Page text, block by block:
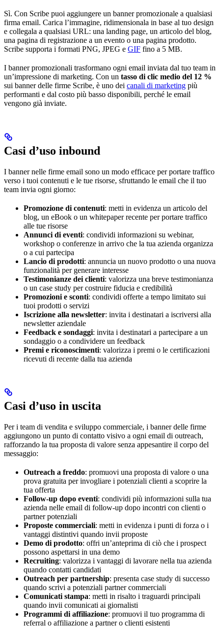
Sì. Con Scribe puoi aggiungere un banner promozionale a qualsiasi
firma email. Carica l’immagine, ridimensionala in base al tuo design
e collegala a qualsiasi URL: una landing page, un articolo del blog,
una pagina di registrazione a un evento o una pagina prodotto.
Scribe supporta i formati PNG, JPEG e GIF fino a 5 MB.
I banner promozionali trasformano ogni email inviata dal tuo team in
un’impressione di marketing. Con un tasso di clic medio del 12 %
sui banner delle firme Scribe, è uno dei canali di marketing più
performanti e dal costo più basso disponibili, perché le email
vengono già inviate.
Casi d’uso inbound
I banner nelle firme email sono un modo efficace per portare traffico
verso i tuoi contenuti e le tue risorse, sfruttando le email che il tuo
team invia ogni giorno:
Promozione di contenuti: metti in evidenza un articolo del
blog, un eBook o un whitepaper recente per portare traffico
alle tue risorse
Annunci di eventi: condividi informazioni su webinar,
workshop o conferenze in arrivo che la tua azienda organizza
o a cui partecipa
Lancio di prodotti: annuncia un nuovo prodotto o una nuova
funzionalità per generare interesse
Testimonianze dei clienti: valorizza una breve testimonianza
o un case study per costruire fiducia e credibilità
Promozioni e sconti: condividi offerte a tempo limitato sui
tuoi prodotti o servizi
Iscrizione alla newsletter: invita i destinatari a iscriversi alla
newsletter aziendale
Feedback e sondaggi: invita i destinatari a partecipare a un
sondaggio o a condividere un feedback
Premi e riconoscimenti: valorizza i premi o le certificazioni
ricevuti di recente dalla tua azienda
Casi d’uso in uscita
Per i team di vendita e sviluppo commerciale, i banner delle firme
aggiungono un punto di contatto visivo a ogni email di outreach,
rafforzando la tua proposta di valore senza appesantire il corpo del
messaggio:
Outreach a freddo: promuovi una proposta di valore o una
prova gratuita per invogliare i potenziali clienti a scoprire la
tua offerta
Follow-up dopo eventi: condividi più informazioni sulla tua
azienda nelle email di follow-up dopo incontri con clienti o
partner potenziali
Proposte commerciali: metti in evidenza i punti di forza o i
vantaggi distintivi quando invii proposte
Demo di prodotto: offri un’anteprima di ciò che i prospect
possono aspettarsi in una demo
Recruiting: valorizza i vantaggi di lavorare nella tua azienda
quando contatti candidati
Outreach per partnership: presenta case study di successo
quando scrivi a potenziali partner commerciali
Comunicati stampa: metti in risalto i traguardi principali
quando invii comunicati ai giornalisti
Programmi di affiliazione: promuovi il tuo programma di
referral o affiliazione a partner o clienti esistenti